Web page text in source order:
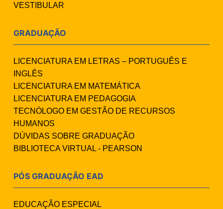
VESTIBULAR
GRADUAÇÃO
LICENCIATURA EM LETRAS – PORTUGUÊS E
INGLÊS
LICENCIATURA EM MATEMÁTICA
LICENCIATURA EM PEDAGOGIA
TECNÓLOGO EM GESTÃO DE RECURSOS
HUMANOS
DÚVIDAS SOBRE GRADUAÇÃO
BIBLIOTECA VIRTUAL - PEARSON
PÓS GRADUAÇÃO EAD
EDUCAÇÃO ESPECIAL